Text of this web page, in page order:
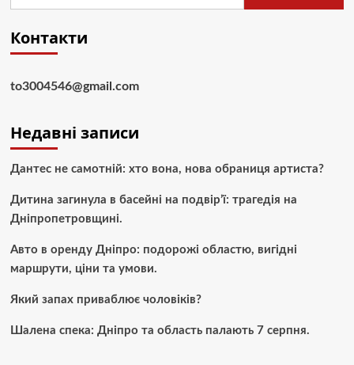
Контакти
to3004546@gmail.com
Недавні записи
Дантес не самотній: хто вона, нова обраниця артиста?
Дитина загинула в басейні на подвір’ї: трагедія на
Дніпропетровщині.
Авто в оренду Дніпро: подорожі областю, вигідні
маршрути, ціни та умови.
Який запах приваблює чоловіків?
Шалена спека: Дніпро та область палають 7 серпня.